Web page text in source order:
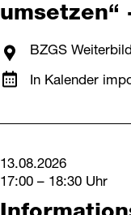
umsetzen“
BZGS
In Kalender
13.08.2026
17:00 – 18:30 Uhr